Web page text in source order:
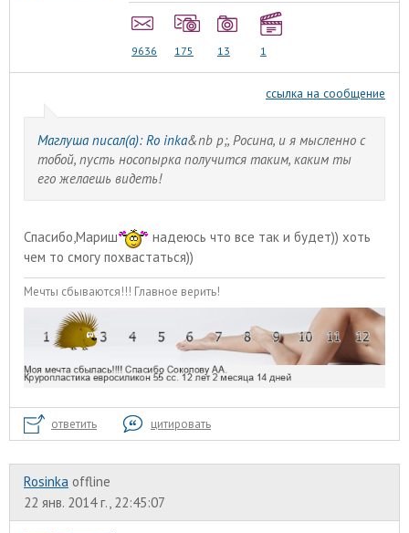
9636 175 13 1
ссылка на сообщение
Маглуша писал(а): Ro inka&nb p;, Росина, и я мысленно с
тобой, пусть носопырка получится таким, каким ты
его желаешь видеть!
Спасибо,Мариш
надеюсь что все так и будет)) хоть
чем то смогу похвастаться))
Мечты сбываются!!! Главное верить!
ответить цитировать
Rosinka offline
22 янв. 2014 г., 22:45:07